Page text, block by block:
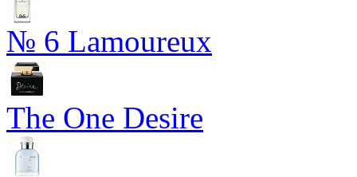
№ 6 Lamoureux
The One Desire